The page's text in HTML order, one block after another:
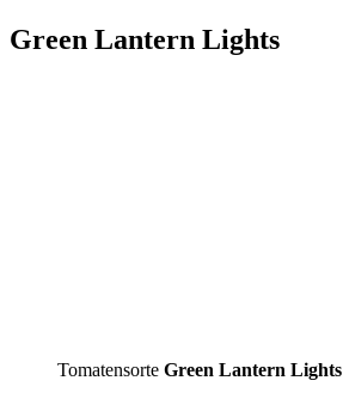
Green Lantern Lights
Tomatensorte Green Lantern Lights